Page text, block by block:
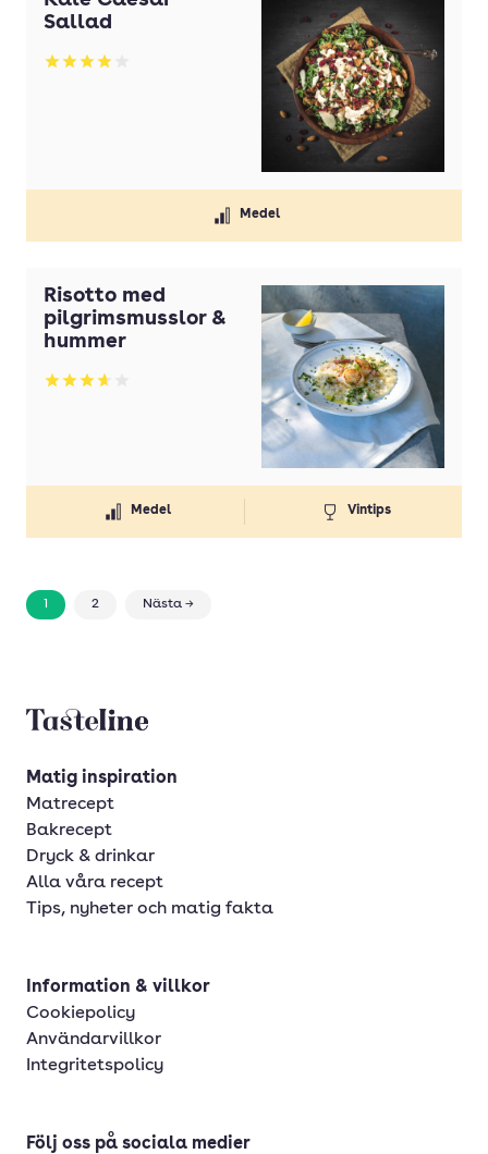
Sallad
Betyg: 4 av 5
Medel
Risotto med
pilgrimsmusslor &
hummer
Betyg: 3.65 av 5
Medel Vintips
1 2 Nästa →
Tasteline startsida
Matig inspiration
Matrecept
Bakrecept
Dryck & drinkar
Alla våra recept
Tips, nyheter och matig fakta
Information & villkor
Cookiepolicy
Användarvillkor
Integritetspolicy
Följ oss på sociala medier